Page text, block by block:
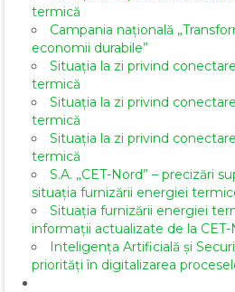
termică
Campania națională
economii durabile”
Situația la zi privind
termică
Situația la zi privind
termică
Situația la zi privind
termică
S.A. „CET-Nord” – precizări
situația furnizării energiei
Situația furnizării energiei
informații actualizate de la CET-
Inteligența Artificială și
priorități în digitalizarea